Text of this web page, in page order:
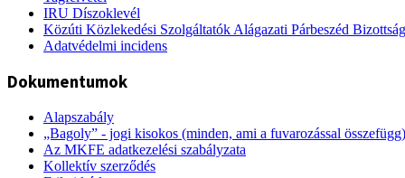
IRU Díszoklevél
Közúti Közlekedési Szolgáltatók Alágazati Párbeszéd
Adatvédelmi incidens
Dokumentumok
Alapszabály
„Bagoly” - jogi kisokos (minden, ami a fuvarozással összefügg)
Az MKFE adatkezelési szabályzata
Kollektív szerződés